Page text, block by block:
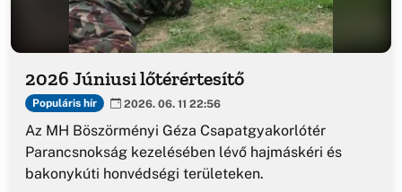
2026 Júniusi lőtérértesítő
Populáris hír 2026. 06. 11 22:56
Az MH Böszörményi Géza Csapatgyakorlótér
Parancsnokság kezelésében lévő hajmáskéri és
bakonykúti honvédségi területeken.